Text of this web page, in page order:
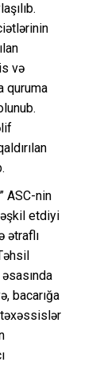
və
quruma
ASC-nin
etdiyi
ətraflı
bacarığa